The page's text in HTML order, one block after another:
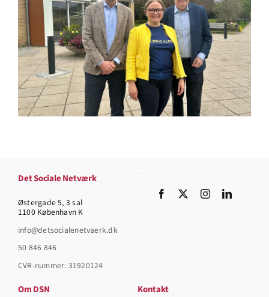
Det Sociale Netværk
Østergade 5, 3 sal
1100 København K
info@detsocialenetvaerk.dk
50 846 846
CVR-nummer: 31920124
Om DSN Kontakt